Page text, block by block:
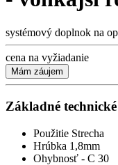
systémový doplnok na
cena na vyžiadanie
Mám záujem
Základné
Použitie Strecha
Hrúbka 1,8mm
Ohybnosť - C 30